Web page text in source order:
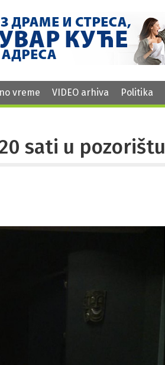
vreme VIDEO arhiva Politika
sati u pozorištu